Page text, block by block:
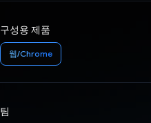
구성용 제품
웹/Chrome
팀